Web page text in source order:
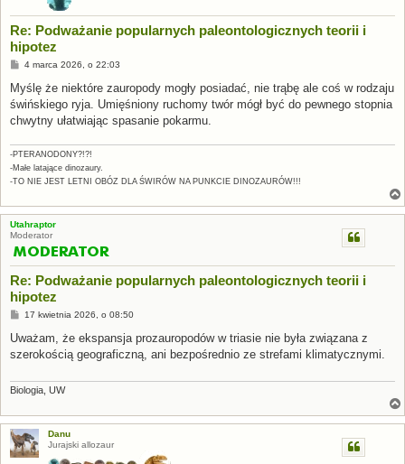
Re: Podważanie popularnych paleontologicznych teorii i
hipotez
P
s
t
4 marca 2026, o 22:03
Myślę że niektóre zauropody mogły posiadać, nie trąbę ale coś w rodzaju
świńskiego ryja. Umięśniony ruchomy twór mógł być do pewnego stopnia
chwytny ułatwiając spasanie pokarmu.
-PTERANODONY?!?!
-Małe latające dinozaury.
-TO NIE JEST LETNI OBÓZ DLA ŚWIRÓW NA PUNKCIE DINOZAURÓW!!!
Utahraptor
Moderator
Re: Podważanie popularnych paleontologicznych teorii i
hipotez
P
s
17 kwietnia 2026, o 08:50
Uważam, że ekspansja prozauropodów w triasie nie była związana z
szerokością geograficzną, ani bezpośrednio ze strefami klimatycznymi.
Biologia, UW
Danu
Jurajski allozaur